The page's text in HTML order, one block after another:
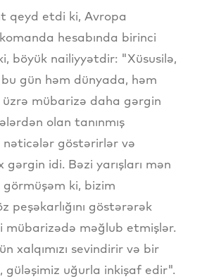
qeyd etdi ki, Avropa
hesabında birinci
böyük nailiyyətdir: "Xüsusilə,
gün həm dünyada, həm
mübarizə daha gərgin
olan tanınmış
nəticələr göstərirlər və
idi. Bəzi yarışları mən
ki, bizim
peşəkarlığını göstərərək
mübarizədə məğlub etmişlər.
xalqımızı sevindirir və bir
güləşimiz uğurla inkişaf edir".